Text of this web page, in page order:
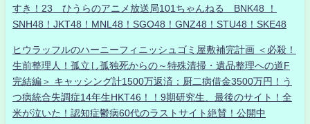
すき！23 ひうらのアニメ放送局101ちゃんねる BNK48 ！
SNH48！JKT48！MNL48！SGO48！GNZ48！STU48！SKE48
ヒウラッフルのハーニーフィニッシュゴミ屋敷補完計画 ＜必殺！
生前整理人！孤立し孤独死からの～特殊清掃・遺品整理への道F
完結編＞ キャッシング計1500万返済：厨二病借金3500万円！う
つ病統合失調症14年生HKT46！！9期研究生、最後のサイト！全
米が泣いた！認知症鬱病60代のラストサイト絶賛！公開中